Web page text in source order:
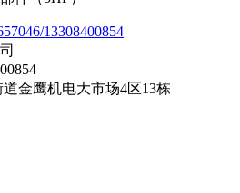
13308400854
金鹰机电大市场4区13栋